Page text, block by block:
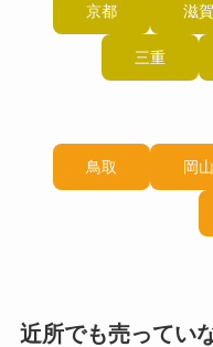
京都 滋賀
三重
鳥取 岡山
近所でも売ってい